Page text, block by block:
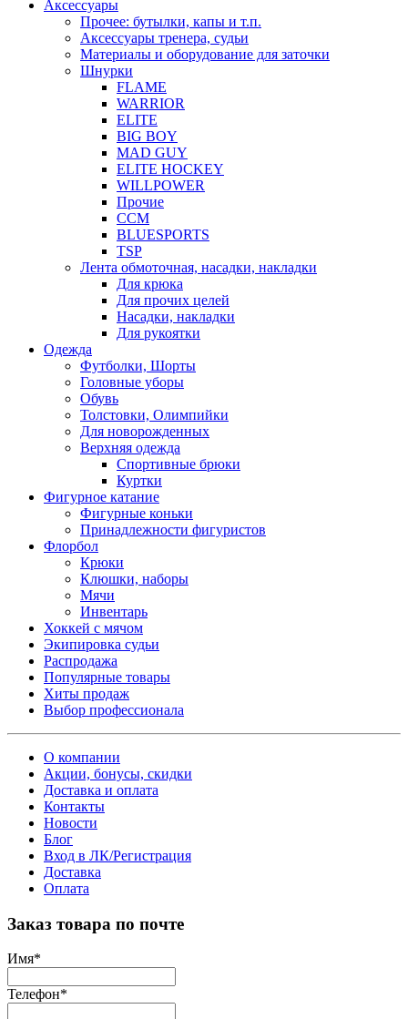
Аксессуары
Прочее: бутылки, капы и т.п.
Аксессуары тренера, судьи
Материалы и оборудование для заточки
Шнурки
FLAME
WARRIOR
ELITE
BIG BOY
MAD GUY
ELITE HOCKEY
WILLPOWER
Прочие
CCM
BLUESPORTS
TSP
Лента обмоточная, насадки, накладки
Для крюка
Для прочих целей
Насадки, накладки
Для рукоятки
Одежда
Футболки, Шорты
Головные уборы
Обувь
Толстовки, Олимпийки
Для новорожденных
Верхняя одежда
Спортивные брюки
Куртки
Фигурное катание
Фигурные коньки
Принадлежности фигуристов
Флорбол
Крюки
Клюшки, наборы
Мячи
Инвентарь
Хоккей с мячом
Экипировка судьи
Распродажа
Популярные товары
Хиты продаж
Выбор профессионала
О компании
Акции, бонусы, скидки
Доставка и оплата
Контакты
Новости
Блог
Вход в ЛК/Регистрация
Доставка
Оплата
Заказ товара по почте
Имя*
Телефон*